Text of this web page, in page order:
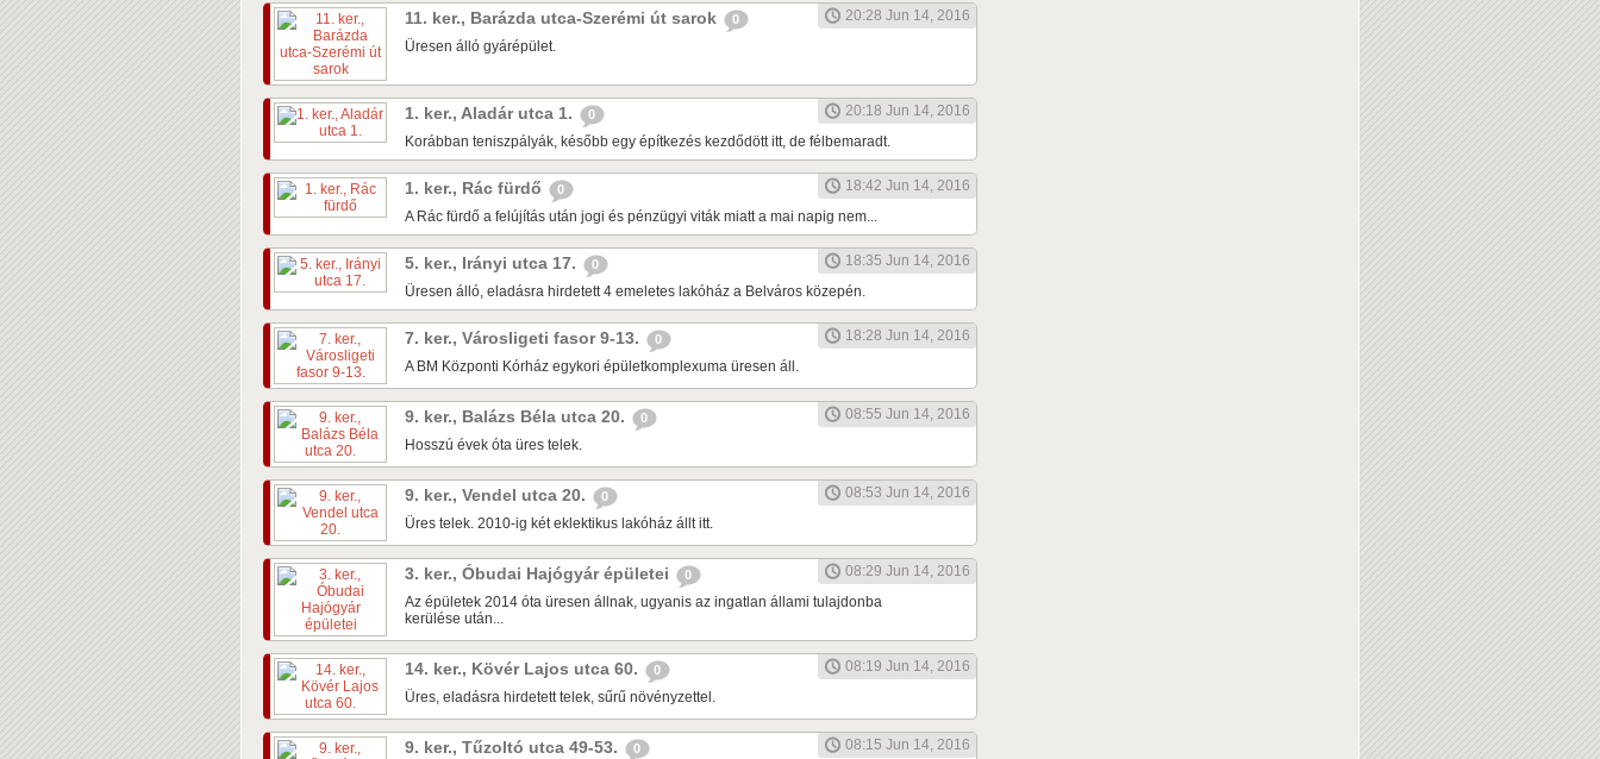
11. ker., Barázda utca-Szerémi út sarok 0
20:28 Jun 14, 2016
Üresen álló gyárépület.
1. ker., Aladár utca 1. 0
20:18 Jun 14, 2016
Korábban teniszpályák, később egy építkezés kezdődött itt, de félbemaradt.
1. ker., Rác fürdő 0
18:42 Jun 14, 2016
A Rác fürdő a felújítás után jogi és pénzügyi viták miatt a mai napig nem...
5. ker., Irányi utca 17. 0
18:35 Jun 14, 2016
Üresen álló, eladásra hirdetett 4 emeletes lakóház a Belváros közepén.
7. ker., Városligeti fasor 9-13. 0
18:28 Jun 14, 2016
A BM Központi Kórház egykori épületkomplexuma üresen áll.
9. ker., Balázs Béla utca 20. 0
08:55 Jun 14, 2016
Hosszú évek óta üres telek.
9. ker., Vendel utca 20. 0
08:53 Jun 14, 2016
Üres telek. 2010-ig két eklektikus lakóház állt itt.
3. ker., Óbudai Hajógyár épületei 0
08:29 Jun 14, 2016
Az épületek 2014 óta üresen állnak, ugyanis az ingatlan állami tulajdonba
kerülése után...
14. ker., Kövér Lajos utca 60. 0
08:19 Jun 14, 2016
Üres, eladásra hirdetett telek, sűrű növényzettel.
9. ker., Tűzoltó utca 49-53. 0
08:15 Jun 14, 2016